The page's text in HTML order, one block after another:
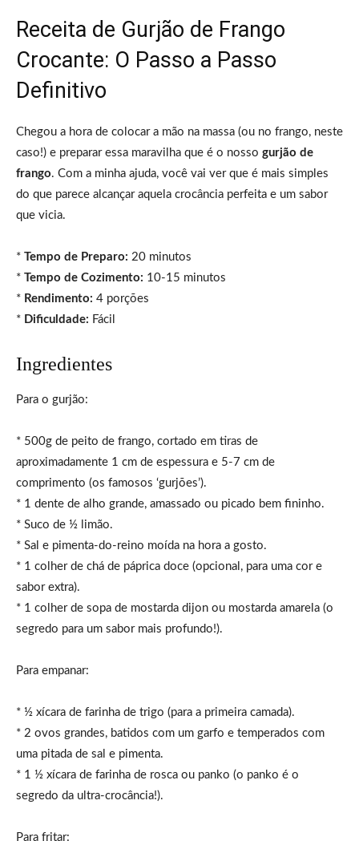
Receita de Gurjão de Frango
Crocante: O Passo a Passo
Definitivo
Chegou a hora de colocar a mão na massa (ou no frango, neste
caso!) e preparar essa maravilha que é o nosso gurjão de
frango. Com a minha ajuda, você vai ver que é mais simples
do que parece alcançar aquela crocância perfeita e um sabor
que vicia.
* Tempo de Preparo: 20 minutos
* Tempo de Cozimento: 10-15 minutos
* Rendimento: 4 porções
* Dificuldade: Fácil
Ingredientes
Para o gurjão:
* 500g de peito de frango, cortado em tiras de
aproximadamente 1 cm de espessura e 5-7 cm de
comprimento (os famosos ‘gurjões’).
* 1 dente de alho grande, amassado ou picado bem fininho.
* Suco de ½ limão.
* Sal e pimenta-do-reino moída na hora a gosto.
* 1 colher de chá de páprica doce (opcional, para uma cor e
sabor extra).
* 1 colher de sopa de mostarda dijon ou mostarda amarela (o
segredo para um sabor mais profundo!).
Para empanar:
* ½ xícara de farinha de trigo (para a primeira camada).
* 2 ovos grandes, batidos com um garfo e temperados com
uma pitada de sal e pimenta.
* 1 ½ xícara de farinha de rosca ou panko (o panko é o
segredo da ultra-crocância!).
Para fritar: